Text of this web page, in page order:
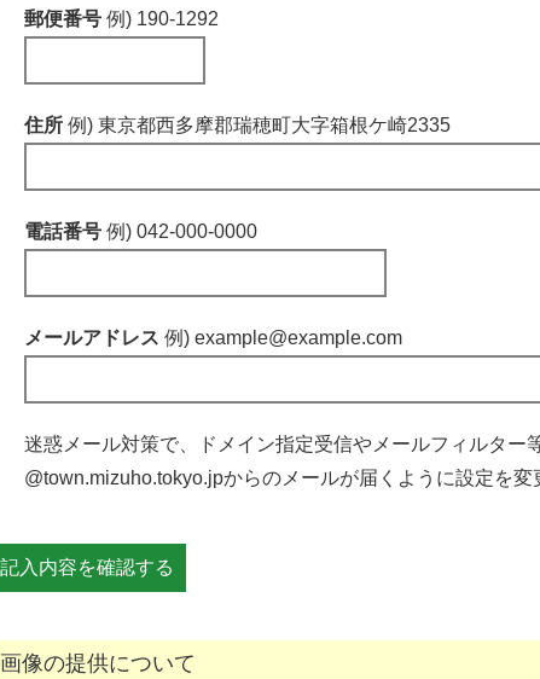
郵便番号 例) 190-1292
住所 例) 東京都西多摩郡瑞穂町大字箱根ケ崎2335
電話番号 例) 042-000-0000
メールアドレス 例) example@example.com
迷惑メール対策で、ドメイン指定受信やメールフィルター
@town.mizuho.tokyo.jpからのメールが届くように設定を変
画像の提供について